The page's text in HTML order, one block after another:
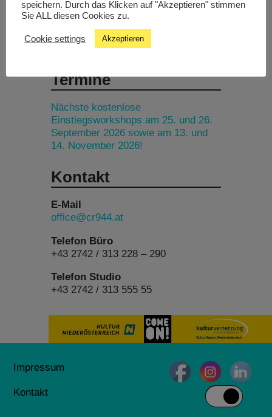
Songfinder
Termine
Nächste kostenlose
Einstiegsworkshops am 25. und 26.
September 2026 sowie am 13. und
14. November 2026!
Kontakt
E-Mail
office@cr944.at
Telefon Büro
+43 2742 / 313 228 – 290
Telefon Studio
+43 2742 / 313 555 55
Impressum
Kontakt
speichern. Durch das Klicken auf "Akzeptieren" stimmen
Sie ALL diesen Cookies zu.
Cookie settings Akzeptieren